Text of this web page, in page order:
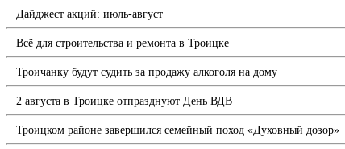
Дайджест акций: июль-август
Всё для строительства и ремонта в Троицке
Троичанку будут судить за продажу алкоголя на дому
2 августа в Троицке отпразднуют День ВДВ
Троицком районе завершился семейный поход «Духовный дозор»